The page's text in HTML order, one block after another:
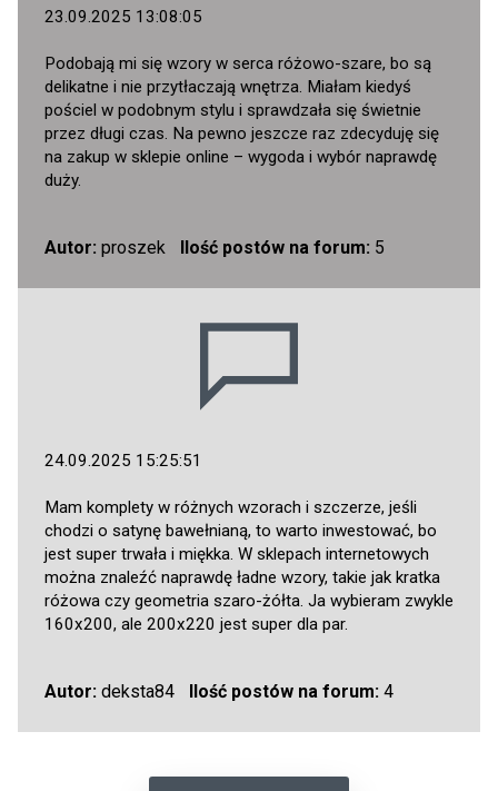
23.09.2025 13:08:05
Podobają mi się wzory w serca różowo-szare, bo są
delikatne i nie przytłaczają wnętrza. Miałam kiedyś
pościel w podobnym stylu i sprawdzała się świetnie
przez długi czas. Na pewno jeszcze raz zdecyduję się
na zakup w sklepie online – wygoda i wybór naprawdę
duży.
Autor: proszek Ilość postów na forum: 5
24.09.2025 15:25:51
Mam komplety w różnych wzorach i szczerze, jeśli
chodzi o satynę bawełnianą, to warto inwestować, bo
jest super trwała i miękka. W sklepach internetowych
można znaleźć naprawdę ładne wzory, takie jak kratka
różowa czy geometria szaro-żółta. Ja wybieram zwykle
160x200, ale 200x220 jest super dla par.
Autor: deksta84 Ilość postów na forum:4